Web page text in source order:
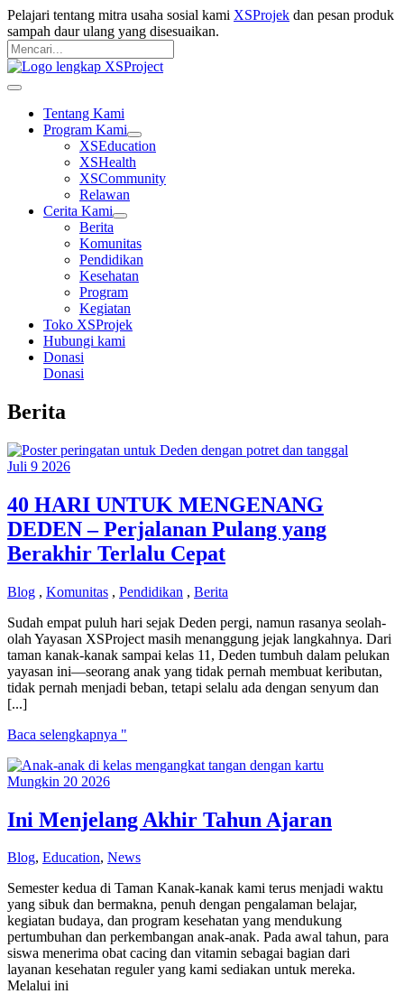
Langsung
ke
konten
Pelajari tentang mitra usaha sosial kami XSProjek dan pesan produk
sampah daur ulang yang disesuaikan.
Pencarian
untuk:
Mencari
Main
Tentang Kami
Program Kami
XSEducation
XSHealth
XSCommunity
Relawan
Cerita Kami
Berita
Komunitas
Pendidikan
Kesehatan
Program
Kegiatan
Toko XSProjek
Hubungi kami
Donasi
Donasi
Berita
Juli 9 2026
40 HARI UNTUK MENGENANG
DEDEN – Perjalanan Pulang yang
Berakhir Terlalu Cepat
Blog , Komunitas , Pendidikan , Berita
Sudah empat puluh hari sejak Deden pergi, namun rasanya seolah-
olah Yayasan XSProject masih menanggung jejak langkahnya. Dari
taman kanak-kanak sampai kelas 11, Deden tumbuh dalam pelukan
yayasan ini—seorang anak yang tidak pernah membuat keributan,
tidak pernah menjadi beban, tetapi selalu ada dengan senyum dan
[...]
40
UNTUK
MENGENANG
–
Perjalanan
yang
Berakhir
Terlalu
Cepat
Baca selengkapnya "
Mungkin 20 2026
Ini Menjelang Akhir Tahun Ajaran
Blog, Education, News
Semester kedua di Taman Kanak-kanak kami terus menjadi waktu
yang sibuk dan bermakna, penuh dengan pengalaman belajar,
kegiatan budaya, dan program kesehatan yang mendukung
pertumbuhan dan perkembangan anak-anak. Pada awal tahun, para
siswa menerima obat cacing dan vitamin sebagai bagian dari
layanan kesehatan reguler yang kami sediakan untuk mereka.
Melalui ini